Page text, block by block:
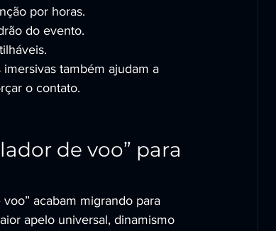
por horas.
do evento.
também ajudam a
o contato.
de voo” para
acabam migrando para
apelo universal, dinamismo